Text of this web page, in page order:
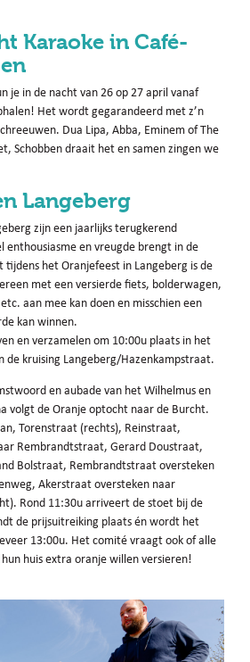
Karaoke in Café-
je in de nacht van 26 op 27 april vanaf
Het wordt gegarandeerd met z’n
Dua Lipa, Abba, Eminem of The
Schobben draait het en samen zingen we
Langeberg
zijn een jaarlijks terugkerend
en vreugde brengt in de
het Oranjefeest in Langeberg is de
met een versierde fiets, bolderwagen,
aan mee kan doen en misschien een
kan winnen.
en verzamelen om 10:00u plaats in het
de kruising Langeberg/Hazenkampstraat.
en aubade van het Wilhelmus en
volgt de Oranje optocht naar de Burcht.
Torenstraat (rechts), Reinstraat,
Rembrandtstraat, Gerard Doustraat,
Bolstraat, Rembrandtstraat oversteken
Akerstraat oversteken naar
Rond 11:30u arriveert de stoet bij de
de prijsuitreiking plaats én wordt het
13:00u. Het comité vraagt ook of alle
huis extra oranje willen versieren!